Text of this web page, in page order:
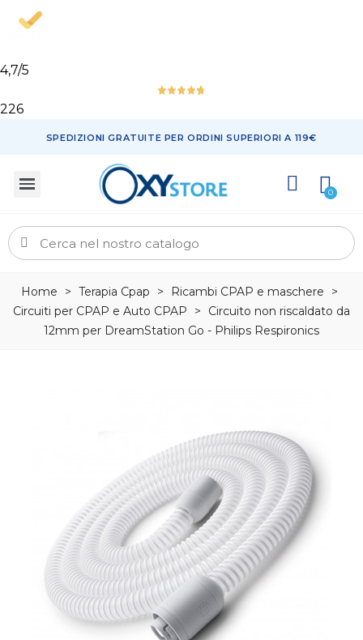
4,7/5
226
SPEDIZIONI GRATUITE PER ORDINI SUPERIORI A 119€
Home > Terapia Cpap > Ricambi CPAP e maschere
>
Circuiti per CPAP e Auto CPAP
>
Circuito non riscaldato da
12mm per DreamStation Go - Philips Respironics